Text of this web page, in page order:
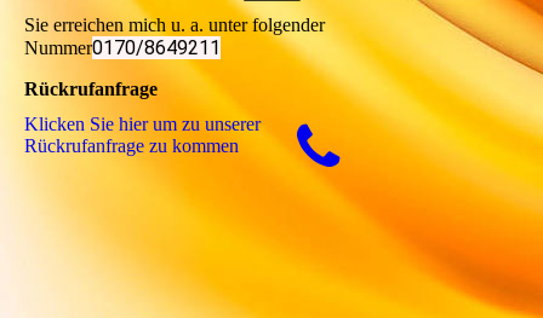
Sie erreichen mich u. a. unter folgender
Nummer0170/8649211
Rückrufanfrage
Klicken Sie hier um zu unserer
Rückrufanfrage zu kommen